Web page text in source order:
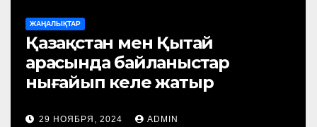
«ARAL – 2024»
I саммиті өтті
ADMIN
Қазақстан
арасында
нығайып